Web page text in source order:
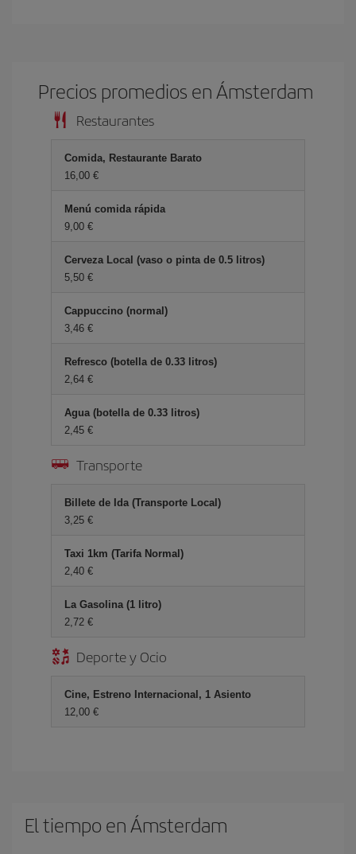
Precios promedios en Ámsterdam
Restaurantes
Comida, Restaurante Barato
16,00 €
Menú comida rápida
9,00 €
Cerveza Local (vaso o pinta de 0.5 litros)
5,50 €
Cappuccino (normal)
3,46 €
Refresco (botella de 0.33 litros)
2,64 €
Agua (botella de 0.33 litros)
2,45 €
Transporte
Billete de Ida (Transporte Local)
3,25 €
Taxi 1km (Tarifa Normal)
2,40 €
La Gasolina (1 litro)
2,72 €
Deporte y Ocio
Cine, Estreno Internacional, 1 Asiento
12,00 €
El tiempo en Ámsterdam